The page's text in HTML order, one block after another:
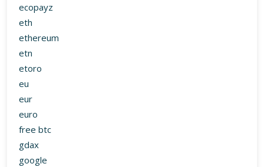
ecopayz
eth
ethereum
etn
etoro
eu
eur
euro
free btc
gdax
google